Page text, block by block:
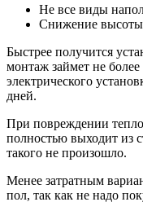
Не все виды
Снижение высоты
Быстрее получится
монтаж займет не
электрического
дней.
При повреждении
полностью выходит из
такого не произошло.
Менее затратным
пол, так как не надо